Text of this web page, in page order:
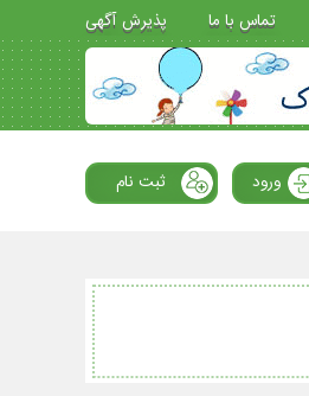
تماس با ما پذیرش آگهی
ورود ثبت نام